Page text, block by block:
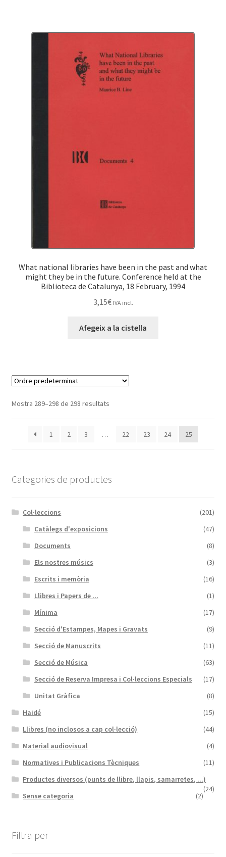
What national libraries have been in the past and what
might they be in the future. Conference held at the
Biblioteca de Catalunya, 18 February, 1994
3,15€ IVA incl.
Afegeix a la cistella
Mostra 289–298 de 298 resultats
1 2 3 … 22 23 24 25
Categories de productes
Col·leccions
(201)
Catàlegs d'exposicions
(47)
Documents
(8)
Els nostres músics
(3)
Escrits i memòria
(16)
Llibres i Papers de ...
(1)
Mínima
(17)
Secció d'Estampes, Mapes i Gravats
(9)
Secció de Manuscrits
(11)
Secció de Música
(63)
Secció de Reserva Impresa i Col·leccions Especials
(17)
Unitat Gràfica
(8)
Haidé
(15)
Llibres (no inclosos a cap col·lecció)
(44)
Material audiovisual
(4)
Normatives i Publicacions Tècniques
(11)
Productes diversos (punts de llibre, llapis, samarretes, ...)
(24)
Sense categoria (2)
Filtra per